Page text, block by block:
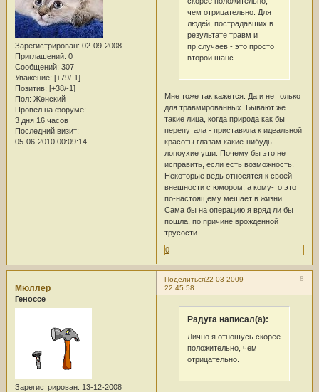
Зарегистрирован: 02-09-2008
Приглашений: 0
Сообщений: 307
Уважение: [+79/-1]
Позитив: [+38/-1]
Пол: Женский
Провел на форуме:
3 дня 16 часов
Последний визит:
05-06-2010 00:09:14
чем отрицательно. Для
людей, пострадавших в
результате травм и
пр.случаев - это просто
второй шанс
Мне тоже так кажется. Да и не только
для травмированных. Бывают же
такие лица, когда природа как бы
перепутала - приставила к идеальной
красоты глазам какие-нибудь
лопоухие уши. Почему бы это не
исправить, если есть возможность.
Некоторые ведь относятся к своей
внешности с юмором, а кому-то это
по-настоящему мешает в жизни.
Сама бы на операцию я вряд ли бы
пошла, по причине врожденной
трусости.
0
Поделиться 8
22-03-2009
22:45:58
Мюллер
Геноссе
Зарегистрирован: 13-12-2008
Радуга написал(а):
Лично я отношусь скорее
положительно, чем
отрицательно.